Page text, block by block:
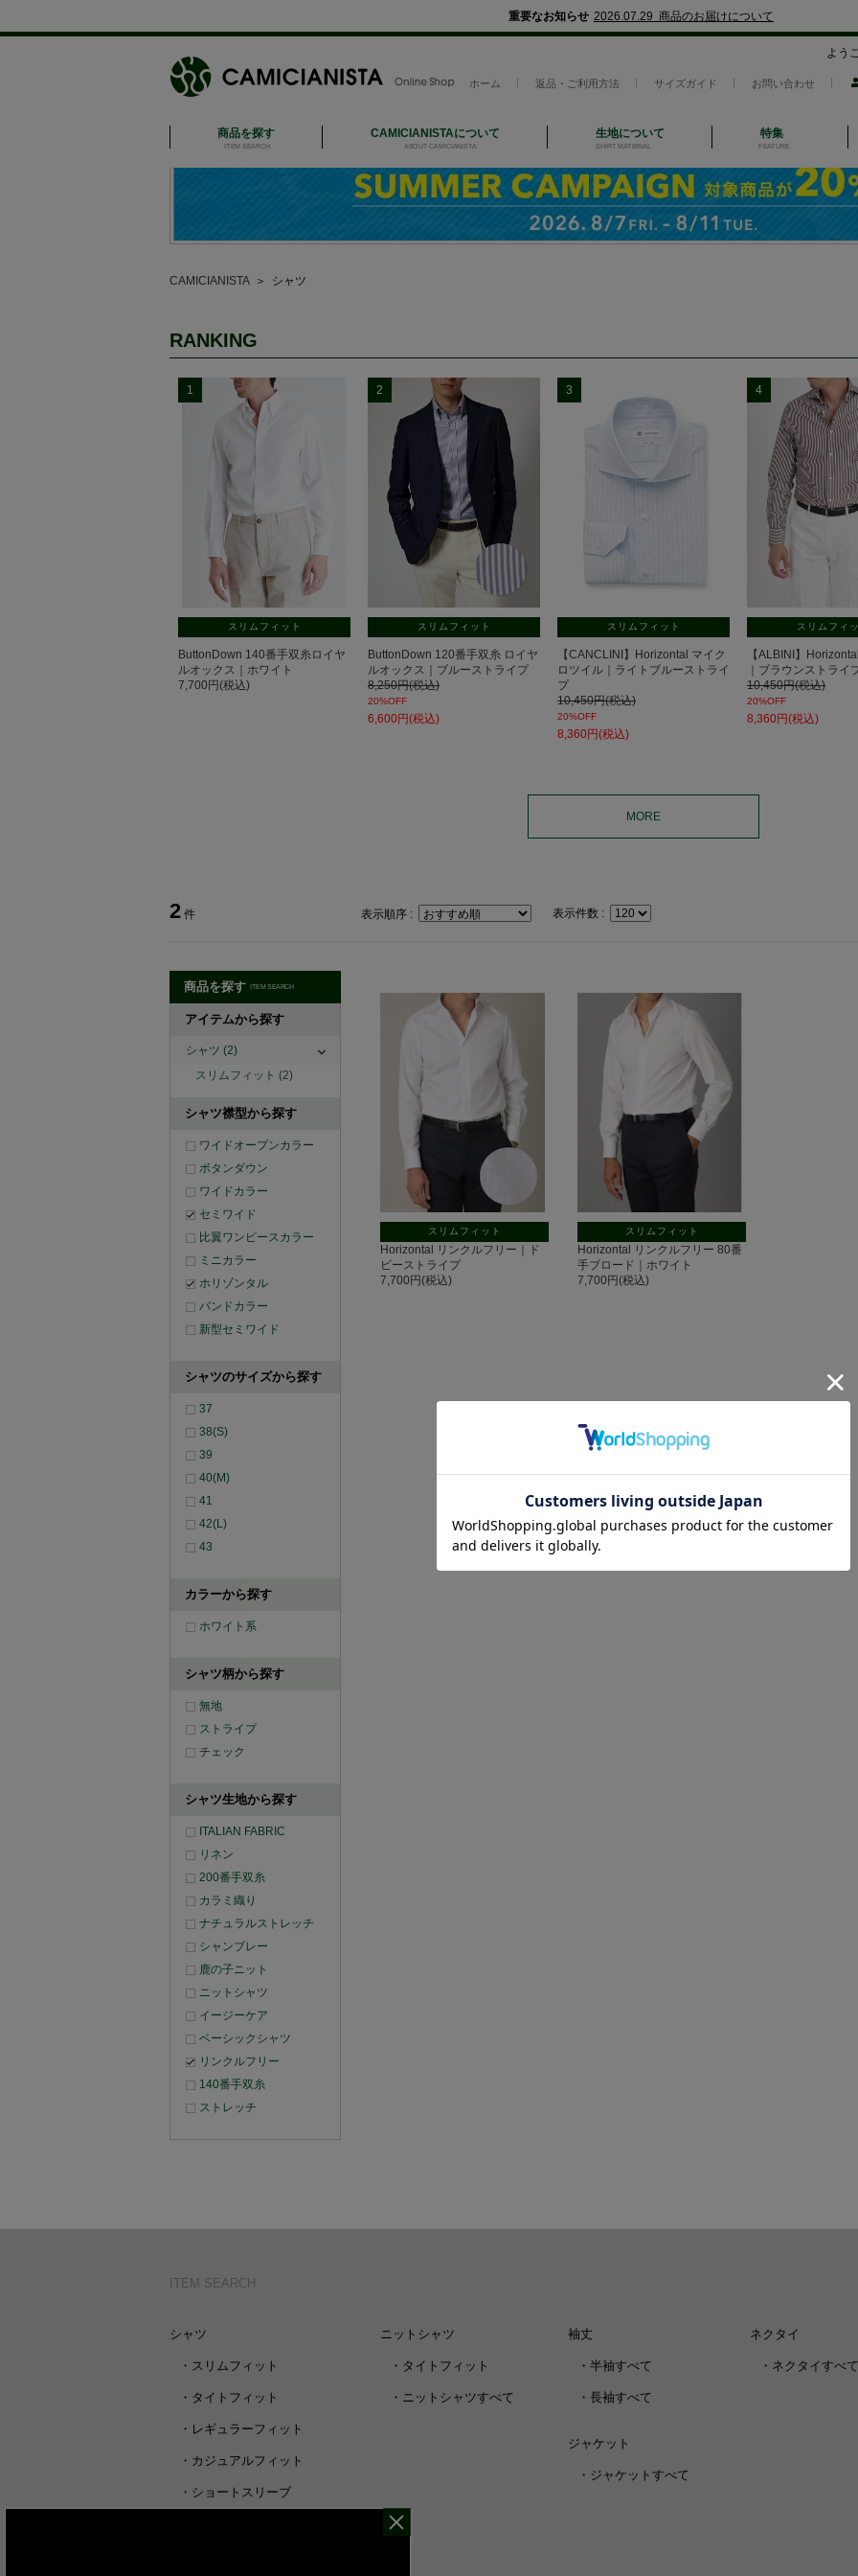
重要なお知らせ 2026.07.29 商品のお届けについて
よう
ホーム 返品・ご利用方法 サイズガイド お問い合わせ
商品を探す
ITEM SEARCH
CAMICIANISTAについて
ABOUT CAMICIANISTA
生地について
SHIRT MATERIAL
特集
FEATURE
CAMICIANISTA＞ シャツ
RANKING
1
スリムフィット
ButtonDown 140番手双糸ロイヤ
ルオックス｜ホワイト
7,700円(税込)
2
スリムフィット
ButtonDown 120番手双糸 ロイヤ
ルオックス｜ブルーストライプ
8,250円(税込)
20%OFF
6,600円(税込)
3
スリムフィット
【CANCLINI】Horizontal マイク
ロツイル｜ライトブルーストライ
プ
10,450円(税込)
20%OFF
8,360円(税込)
4
スリムフィ
【ALBINI】
｜ブラウンストライ
10,450円(税込)
20%OFF
8,360円(税込)
MORE
2 件 表示順序 : 表示件数 :
商品を探す ITEM SEARCH
アイテムから探す
シャツ (2)
スリムフィット (2)
シャツ襟型から探す
ワイドオープンカラー
ボタンダウン
ワイドカラー
セミワイド
比翼ワンピースカラー
ミニカラー
ホリゾンタル
バンドカラー
新型セミワイド
シャツのサイズから探す
37
38(S)
39
40(M)
41
42(L)
43
カラーから探す
ホワイト系
シャツ柄から探す
無地
ストライプ
チェック
シャツ生地から探す
ITALIAN FABRIC
リネン
200番手双糸
カラミ織り
ナチュラルストレッチ
シャンブレー
鹿の子ニット
ニットシャツ
イージーケア
ベーシックシャツ
リンクルフリー
140番手双糸
ストレッチ
スリムフィット
Horizontal リンクルフリー｜ド
ビーストライプ
7,700円(税込)
スリムフィット
Horizontal リンクルフリー 80番
手ブロード｜ホワイト
7,700円(税込)
ITEM SEARCH
シャツ
・ スリムフィット
・ タイトフィット
・ レギュラーフィット
・ カジュアルフィット
・ ショートスリーブ
ニットシャツ
・ タイトフィット
・ ニットシャツすべて
袖丈
・ 半袖すべて
・ 長袖すべて
ジャケット
・ ジャケットすべて
ネクタイ
・ ネクタイすべて